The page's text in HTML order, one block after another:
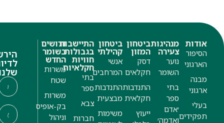
אודות
הסיפור
הארגוני
מבנה
ארגוני
בעלי
תפקידים
מנהיגות
צעירה
נוער
השומר
בתי
ספר
׳אדם
ואדמה׳
ביטחון
המזון
דסק
חקלאים
התנדבות
חקלאית
ייעוץ
ביטחון
קהילתי
אנשי
המרחבים
התנדבות
מבצעית
משימות
התיישבות
בגבולות
חוויות
חקלאיות
בתי
ספר
צבא
חברות
דרושים
בשומר
החדש
משרות
שטח
משרות
בק-אופיס
וניהול